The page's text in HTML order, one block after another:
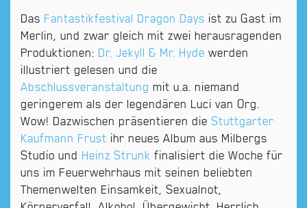
Das Fantastikfestival Dragon Days ist zu Gast im
Merlin, und zwar gleich mit zwei herausragenden
Produktionen: Dr. Jekyll & Mr. Hyde werden
illustriert gelesen und die
Abschlussveranstaltung mit u.a. niemand
geringerem als der legendären Luci van Org.
Wow! Dazwischen präsentieren die Stuttgarter
Kaufmann Frust ihr neues Album aus Milbergs
Studio und Heinz Strunk finalisiert die Woche für
uns im Feuerwehrhaus mit seinen beliebten
Themenwelten Einsamkeit, Sexualnot,